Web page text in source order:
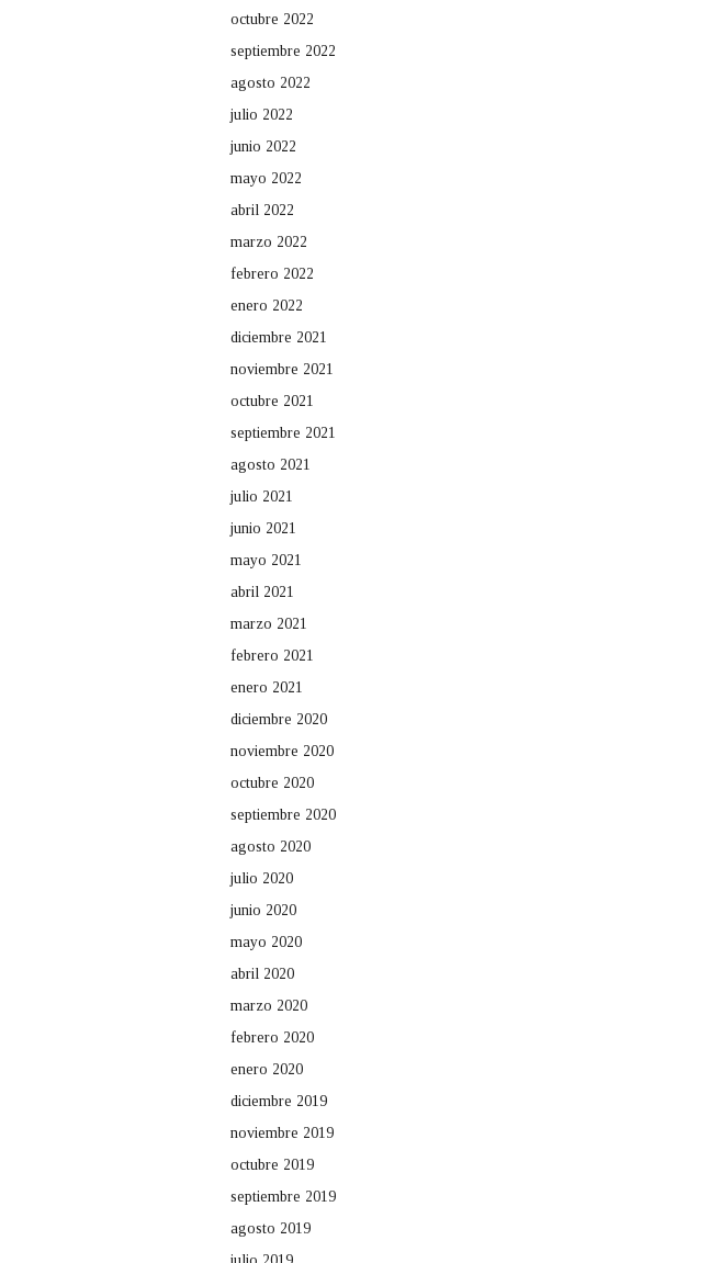
octubre 2022
septiembre 2022
agosto 2022
julio 2022
junio 2022
mayo 2022
abril 2022
marzo 2022
febrero 2022
enero 2022
diciembre 2021
noviembre 2021
octubre 2021
septiembre 2021
agosto 2021
julio 2021
junio 2021
mayo 2021
abril 2021
marzo 2021
febrero 2021
enero 2021
diciembre 2020
noviembre 2020
octubre 2020
septiembre 2020
agosto 2020
julio 2020
junio 2020
mayo 2020
abril 2020
marzo 2020
febrero 2020
enero 2020
diciembre 2019
noviembre 2019
octubre 2019
septiembre 2019
agosto 2019